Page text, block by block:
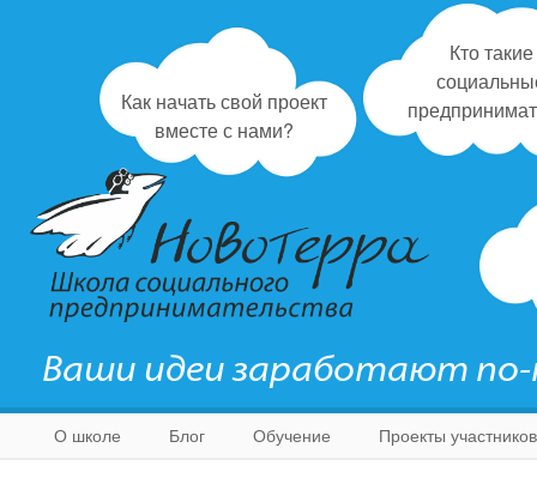
Как начать свой проект
вместе с нами?
Кто такие
Ваши идеи заработают
О школе Блог Обучение Проекты участников